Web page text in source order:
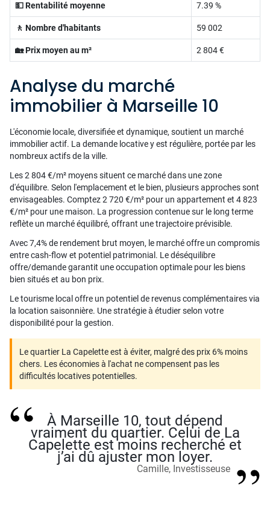
💵 Rentabilité moyenne 7.39 %
🚶 Nombre d'habitants 59 002
🏡 Prix moyen au m² 2 804 €
Analyse du marché
immobilier à Marseille 10
L'économie locale, diversifiée et dynamique, soutient un marché
immobilier actif. La demande locative y est régulière, portée par les
nombreux actifs de la ville.
Les 2 804 €/m² moyens situent ce marché dans une zone
d'équilibre. Selon l'emplacement et le bien, plusieurs approches sont
envisageables. Comptez 2 720 €/m² pour un appartement et 4 823
€/m² pour une maison. La progression contenue sur le long terme
reflète un marché équilibré, offrant une trajectoire prévisible.
Avec 7,4% de rendement brut moyen, le marché offre un compromis
entre cash-flow et potentiel patrimonial. Le déséquilibre
offre/demande garantit une occupation optimale pour les biens
bien situés et au bon prix.
Le tourisme local offre un potentiel de revenus complémentaires via
la location saisonnière. Une stratégie à étudier selon votre
disponibilité pour la gestion.
Le quartier La Capelette est à éviter, malgré des prix 6% moins
chers. Les économies à l'achat ne compensent pas les
difficultés locatives potentielles.
À Marseille 10, tout dépend
vraiment du quartier. Celui de La
Capelette est moins recherché et
j’ai dû ajuster mon loyer.
Camille, Investisseuse